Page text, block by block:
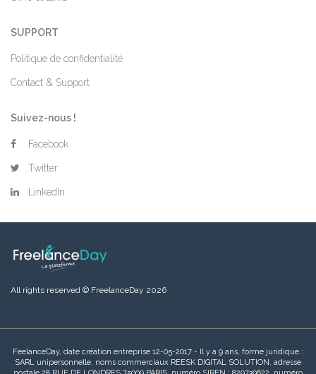
SUPPORT
Politique de confidentialité
Contact & Support
Suivez-nous !
Facebook
Twitter
LinkedIn
All rights reserved © FreelanceDay 2026
FeelanceDay, date création entreprise 12-05-2017 - Il y a 9 ans, forme juridique :
SARL unipersonnelle, noms commerciaux REESK DIGITAL SOLUTION, adresse